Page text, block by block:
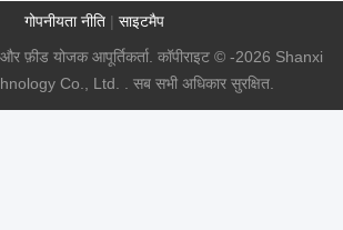
गोपनीयता नीति | साइटमैप
और फ़ीड योजक आपूर्तिकर्ता. कॉपीराइट © -2026 Shanxi
Co., Ltd. . सब सभी अधिकार सुरक्षित.